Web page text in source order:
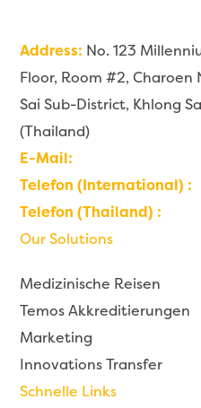
Address: No. 123
Floor, Room #2, Charoen
Sai Sub-District, Khlong
(Thailand)
E-Mail:
Telefon (International) :
Telefon (Thailand) :
Our Solutions
Medizinische Reisen
Temos Akkreditierungen
Marketing
Innovations Transfer
Schnelle Links